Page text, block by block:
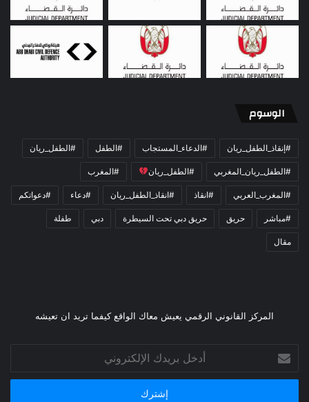
الوسوم
#إنقاذ_الطفل_ريان #الدعاء_المستجاب #الطفل #الطفل_ريان
#الطفل_ريان_المغربي #الطفل_ريان #المغرب
#المغرب_العربي #انقاذ #انقاذ_الطفل_ريان #دعاء #دعواتكم
#مباشر حريق حريق دبي تحت السيطرة دبي طفلة
مقال
المركز القانوني الرقمي يعيش معاك الواقع كيفما تريد ان تعيشه
بريدك
الإلكتروني